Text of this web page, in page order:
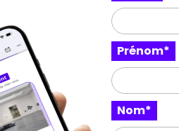
Prénom*
Nom*